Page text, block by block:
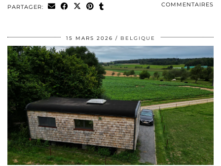
PARTAGER: COMMENTAIRES
15 MARS 2026 BELGIQUE